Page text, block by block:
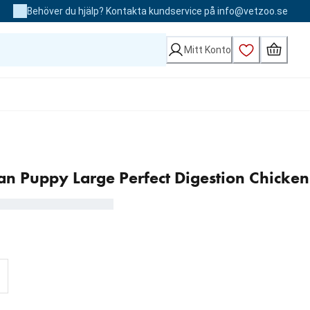
Behöver du hjälp? Kontakta kundservice på info@vetzoo.se
Mitt Konto
Puppy Large Perfect Digestion Chicken